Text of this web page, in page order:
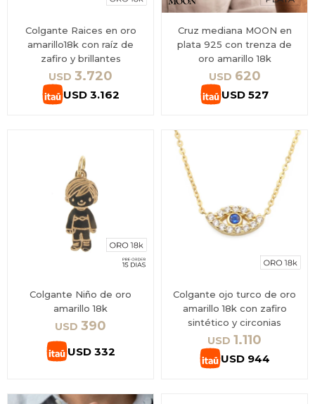
Colgante Raices en oro
amarillo18k con raíz de
zafiro y brillantes
USD 3.720
USD 3.162
Cruz mediana MOON en
plata 925 con trenza de
oro amarillo 18k
USD 620
USD 527
Colgante Niño de oro
amarillo 18k
USD 390
USD 332
Colgante ojo turco de oro
amarillo 18k con zafiro
sintético y circonias
USD 1.110
USD 944